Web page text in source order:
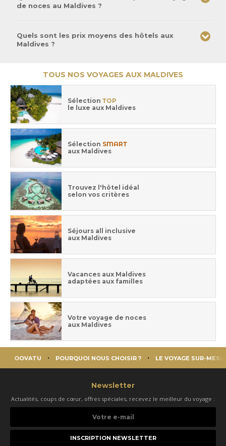
de noces au Maldives ?
Quels sont les prix moyens des hôtels aux
Maldives ?
TOUS NOS VOYAGES AUX MALDIVES
Sélection TOP
le luxe aux Maldives
Sélection SMART
aux Maldives
Trouvez l'hôtel idéal
selon vos critères
Séjours all inclusive
aux Maldives
Vacances aux Maldives
adaptées aux familles
Votre voyage de noces
aux Maldives
OOVATU POURQUOI NOUS CHOISIR ? LE VOYAGE SUR-
Newsletter
Actualités, coups de cœur, offres spéciales, recevez le meilleur du voyage :
e-